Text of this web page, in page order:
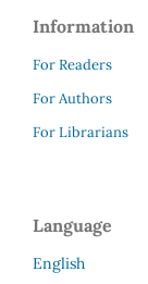
Information
For Readers
For Authors
For Librarians
Language
English